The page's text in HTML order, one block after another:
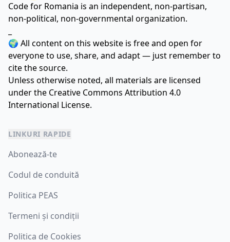
Code for Romania is an independent, non-partisan,
non-political, non-governmental organization.
🌍 All content on this website is free and open for
everyone to use, share, and adapt — just remember to
cite the source.
Unless otherwise noted, all materials are licensed
under the Creative Commons Attribution 4.0
International License.
LINKURI RAPIDE
Abonează-te
Codul de conduită
Politica PEAS
Termeni și condiții
Politica de Cookies